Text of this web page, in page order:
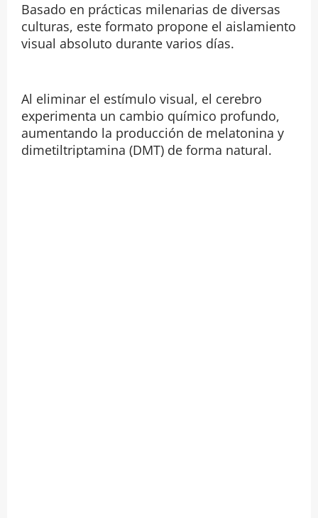
Basado en prácticas milenarias de diversas
culturas, este formato propone el aislamiento
visual absoluto durante varios días.
Al eliminar el estímulo visual, el cerebro
experimenta un cambio químico profundo,
aumentando la producción de melatonina y
dimetiltriptamina (DMT) de forma natural.